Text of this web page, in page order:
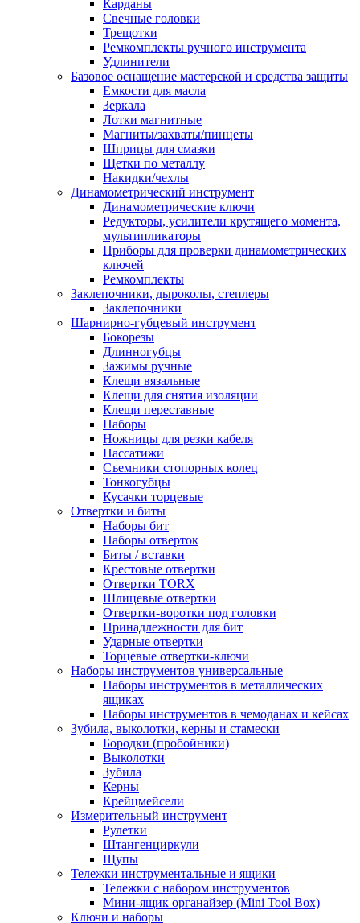
Карданы
Свечные головки
Трещотки
Ремкомплекты ручного инструмента
Удлинители
Базовое оснащение мастерской и средства защиты
Емкости для масла
Зеркала
Лотки магнитные
Магниты/захваты/пинцеты
Шприцы для смазки
Щетки по металлу
Накидки/чехлы
Динамометрический инструмент
Динамометрические ключи
Редукторы, усилители крутящего момента,
мультипликаторы
Приборы для проверки динамометрических
ключей
Ремкомплекты
Заклепочники, дыроколы, степлеры
Заклепочники
Шарнирно-губцевый инструмент
Бокорезы
Длинногубцы
Зажимы ручные
Клещи вязальные
Клещи для снятия изоляции
Клещи переставные
Наборы
Ножницы для резки кабеля
Пассатижи
Съемники стопорных колец
Тонкогубцы
Кусачки торцевые
Отвертки и биты
Наборы бит
Наборы отверток
Биты / вставки
Крестовые отвертки
Отвертки TORX
Шлицевые отвертки
Отвертки-воротки под головки
Принадлежности для бит
Ударные отвертки
Торцевые отвертки-ключи
Наборы инструментов универсальные
Наборы инструментов в металлических
ящиках
Наборы инструментов в чемоданах и кейсах
Зубила, выколотки, керны и стамески
Бородки (пробойники)
Выколотки
Зубила
Керны
Крейцмейсели
Измерительный инструмент
Рулетки
Штангенциркули
Щупы
Тележки инструментальные и ящики
Тележки с набором инструментов
Мини-ящик органайзер (Mini Tool Box)
Ключи и наборы